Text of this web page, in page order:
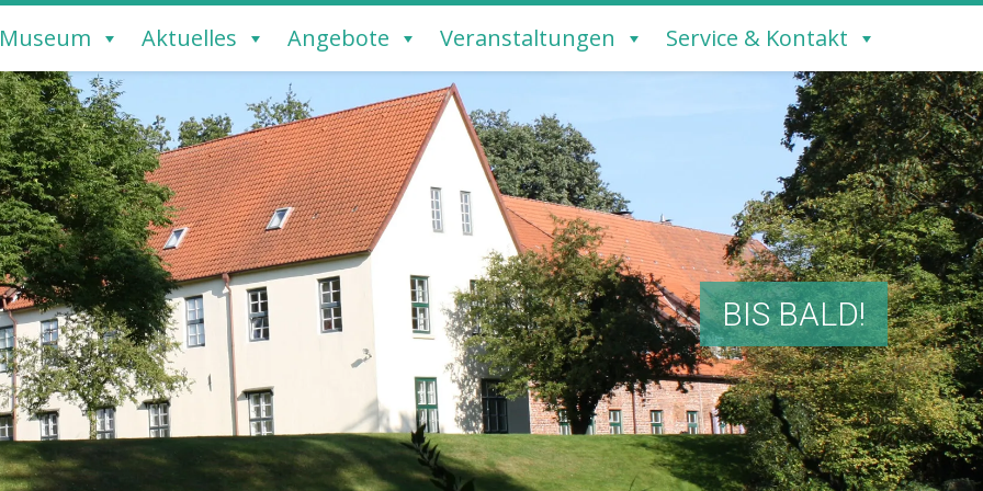
Museum Aktuelles Angebote Veranstaltungen Service & Kontakt
BIS BALD!